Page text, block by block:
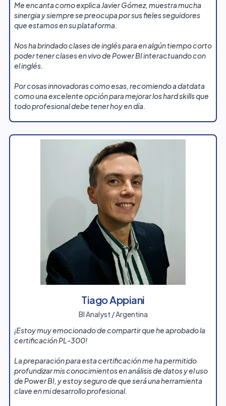
Me encanta como explica Javier Gómez, muestra mucha
sinergia y siempre se preocupa por sus fieles seguidores
que estamos en su plataforma.
Nos ha brindado clases de inglés para en algún tiempo corto
poder tener clases en vivo de Power BI interactuando con
el inglés.
Por cosas innovadoras como esas, recomiendo a datdata
como una excelente opción para mejorar los hard skills que
todo profesional debe tener hoy en día.
Tiago Appiani
BI Analyst / Argentina
¡Estoy muy emocionado de compartir que he aprobado la
certificación PL-300!
La preparación para esta certificación me ha permitido
profundizar mis conocimientos en análisis de datos y el uso
de Power BI, y estoy seguro de que será una herramienta
clave en mi desarrollo profesional.